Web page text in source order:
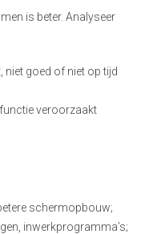
is beter. Analyseer
goed of niet op tijd
veroorzaakt
schermopbouw;
inwerkprogramma’s;